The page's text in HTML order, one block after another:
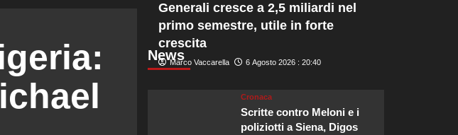
News
Generali cresce a 2,5 miliardi nel
primo semestre, utile in forte
crescita
Marco Vaccarella 6 Agosto 2026 : 20:40
Cronaca
Scritte contro Meloni e i
poliziotti a Siena, Digos